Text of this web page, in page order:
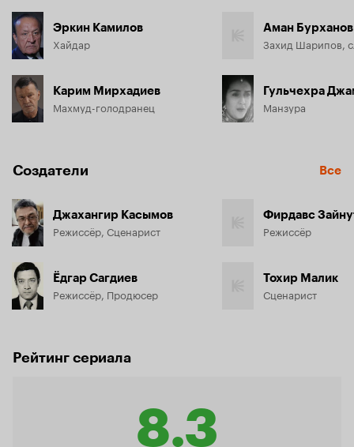
Эркин Камилов
Хайдар
Карим Мирхадиев
Махмуд-голодранец
Аман Бурханов
Гульчехра
Манзура
Создатели Все
Джахангир Касымов
Режиссёр, Сценарист
Ёдгар Сагдиев
Режиссёр, Продюсер
Фирдавс
Режиссёр
Тохир Малик
Сценарист
Рейтинг сериала
8.3